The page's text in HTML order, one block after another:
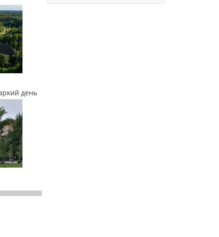
день